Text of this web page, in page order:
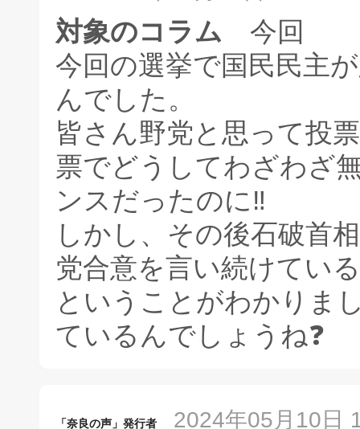
対象のコラム 今回
今回の選挙で国民民主
んでした。
皆さん野党と思って投
票でどうしてわざわざ
ンスだったのに‼️
しかし、その後石破首
党合意を言い続けてい
ということがわかりま
ているんでしょうね❓️
「奈良の声」発行者 2024年05月10日